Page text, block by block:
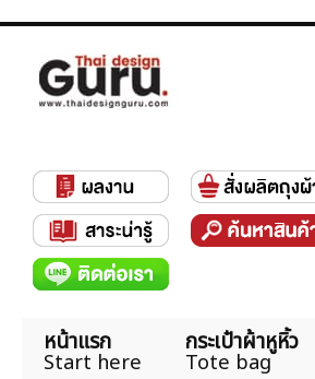
หน้าแรก
Start here
กระเป๋าผ้าหูหิ้ว
Tote bag